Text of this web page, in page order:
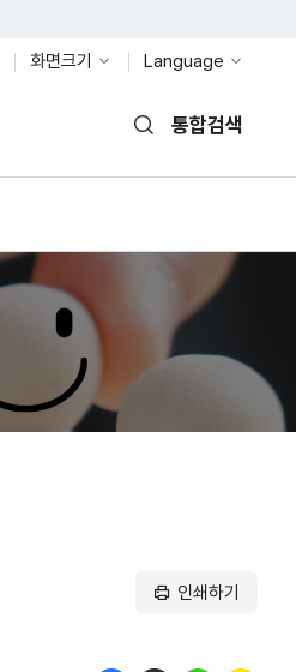
화면크기 Language
통합검색
인쇄하기